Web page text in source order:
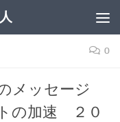
0
メッセージ
の加速 ２０